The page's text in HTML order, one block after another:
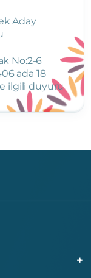
Aday
No:2-6
ada 18
ilgili duyuru
+